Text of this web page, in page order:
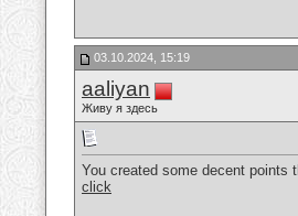
03.10.2024, 15:19
aaliyan
Живу я здесь
You created some decent points
click